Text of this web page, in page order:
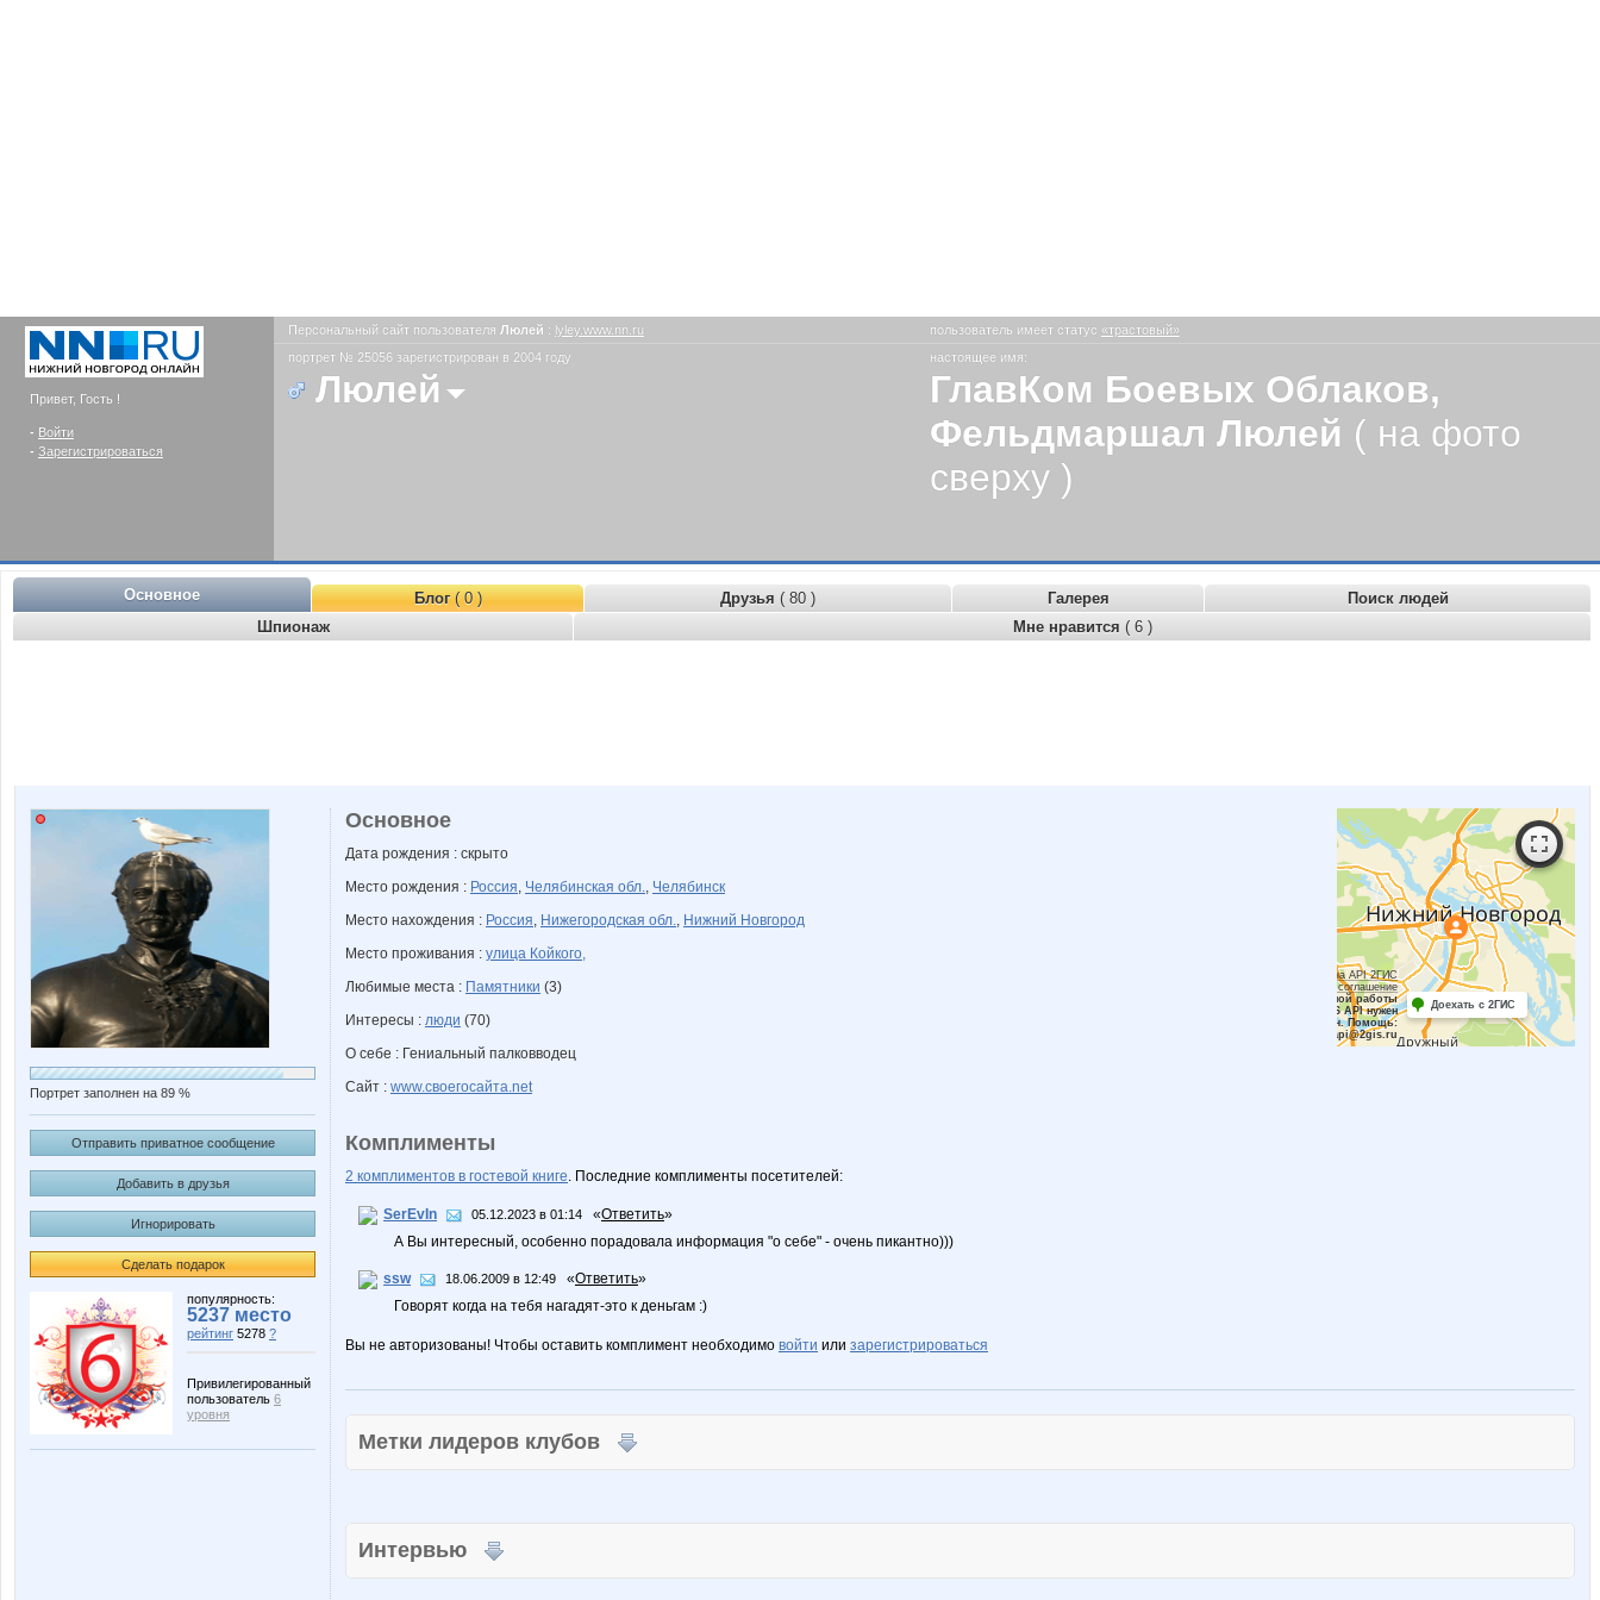
Привет, Гость !
- Войти
- Зарегистрироваться
Персональный сайт пользователя Люлей : lyley.www.nn.ru пользователь имеет статус «трастовый»
портрет № 25056 зарегистрирован в 2004 году
Люлей
настоящее имя:
ГлавКом Боевых Облаков,
Фельдмаршал Люлей ( на фото
сверху )
Основное Блог( 0 ) Друзья ( 80 ) Галерея
Поиск людей
Шпионаж
Мне нравится ( 6 )
Портрет заполнен на 89 %
Отправить приватное сообщение
Добавить в друзья
Игнорировать
Сделать подарок
популярность:
5237 место
рейтинг 5278 ?
Привилегированный
пользователь 6
уровня
Работает на API 2ГИС
Лицензионное соглашение
Для корректной работы
Raster JS API нужен
ключ. Помощь:
api@2gis.ru
Доехать с 2ГИС
Основное
Дата рождения : скрыто
Место рождения : Россия, Челябинская обл., Челябинск
Место нахождения : Россия, Нижегородская обл., Нижний Новгород
Место проживания : улица Койкого,
Любимые места : Памятники (3)
Интересы : люди (70)
О себе : Гениальный палковводец
Сайт : www.своегосайта.net
Комплименты
2 комплиментов в гостевой книге. Последние комплименты посетителей:
SerEvIn 05.12.2023 в 01:14 «Ответить»
А Вы интересный, особенно порадовала информация "о себе" - очень пикантно)))
ssw 18.06.2009 в 12:49 «Ответить»
Говорят когда на тебя нагадят-это к деньгам :)
Вы не авторизованы! Чтобы оставить комплимент необходимо войти или зарегистрироваться
Метки лидеров клубов
Интервью